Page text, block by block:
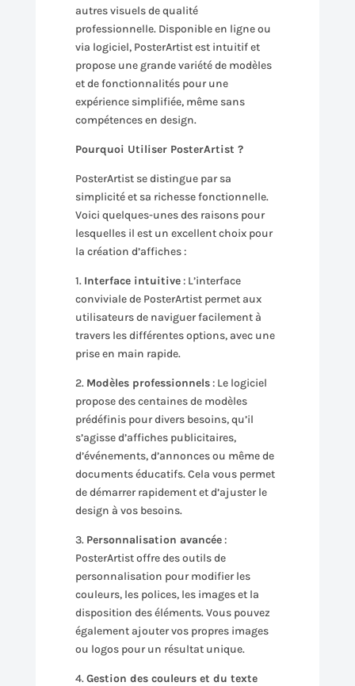
autres visuels de qualité
professionnelle. Disponible en ligne ou
via logiciel, PosterArtist est intuitif et
propose une grande variété de modèles
et de fonctionnalités pour une
expérience simplifiée, même sans
compétences en design.
Pourquoi Utiliser PosterArtist ?
PosterArtist se distingue par sa
simplicité et sa richesse fonctionnelle.
Voici quelques-unes des raisons pour
lesquelles il est un excellent choix pour
la création d’affiches :
1. Interface intuitive: L’interface
conviviale de PosterArtist permet aux
utilisateurs de naviguer facilement à
travers les différentes options, avec une
prise en main rapide.
2. Modèles professionnels: Le logiciel
propose des centaines de modèles
prédéfinis pour divers besoins, qu’il
s’agisse d’affiches publicitaires,
d’événements, d’annonces ou même de
documents éducatifs. Cela vous permet
de démarrer rapidement et d’ajuster le
design à vos besoins.
3. Personnalisation avancée:
PosterArtist offre des outils de
personnalisation pour modifier les
couleurs, les polices, les images et la
disposition des éléments. Vous pouvez
également ajouter vos propres images
ou logos pour un résultat unique.
4.Gestion des couleurs et du texte